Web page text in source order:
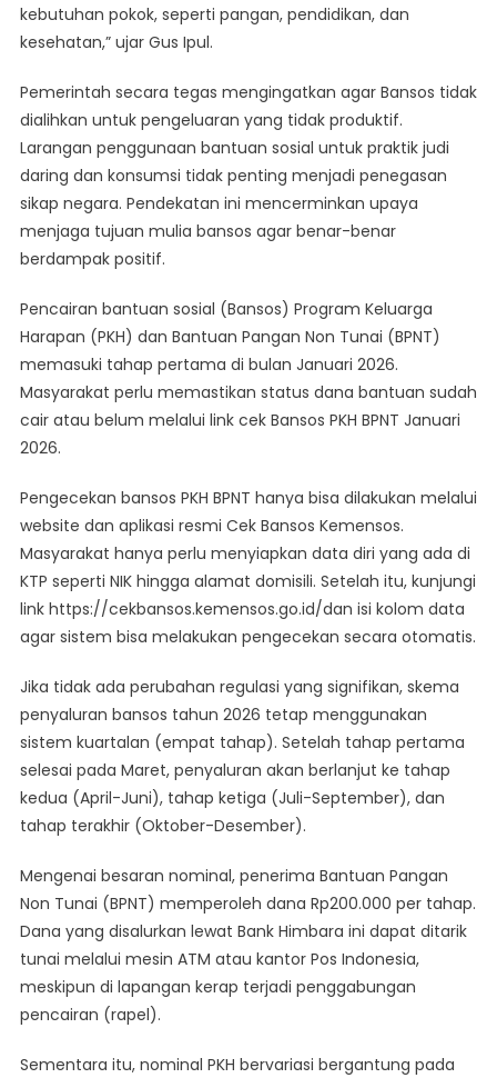
kebutuhan pokok, seperti pangan, pendidikan, dan
kesehatan,” ujar Gus Ipul.
Pemerintah secara tegas mengingatkan agar Bansos tidak
dialihkan untuk pengeluaran yang tidak produktif.
Larangan penggunaan bantuan sosial untuk praktik judi
daring dan konsumsi tidak penting menjadi penegasan
sikap negara. Pendekatan ini mencerminkan upaya
menjaga tujuan mulia bansos agar benar-benar
berdampak positif.
Pencairan bantuan sosial (Bansos) Program Keluarga
Harapan (PKH) dan Bantuan Pangan Non Tunai (BPNT)
memasuki tahap pertama di bulan Januari 2026.
Masyarakat perlu memastikan status dana bantuan sudah
cair atau belum melalui link cek Bansos PKH BPNT Januari
2026.
Pengecekan bansos PKH BPNT hanya bisa dilakukan melalui
website dan aplikasi resmi Cek Bansos Kemensos.
Masyarakat hanya perlu menyiapkan data diri yang ada di
KTP seperti NIK hingga alamat domisili. Setelah itu, kunjungi
link https://cekbansos.kemensos.go.id/dan isi kolom data
agar sistem bisa melakukan pengecekan secara otomatis.
Jika tidak ada perubahan regulasi yang signifikan, skema
penyaluran bansos tahun 2026 tetap menggunakan
sistem kuartalan (empat tahap). Setelah tahap pertama
selesai pada Maret, penyaluran akan berlanjut ke tahap
kedua (April-Juni), tahap ketiga (Juli-September), dan
tahap terakhir (Oktober-Desember).
Mengenai besaran nominal, penerima Bantuan Pangan
Non Tunai (BPNT) memperoleh dana Rp200.000 per tahap.
Dana yang disalurkan lewat Bank Himbara ini dapat ditarik
tunai melalui mesin ATM atau kantor Pos Indonesia,
meskipun di lapangan kerap terjadi penggabungan
pencairan (rapel).
Sementara itu, nominal PKH bervariasi bergantung pada